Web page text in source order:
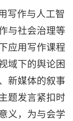
写作与人工智
与社会治理等
应用写作课程
域下的舆论困
新媒体的叙事
题发言紧扣时
义，为与会学